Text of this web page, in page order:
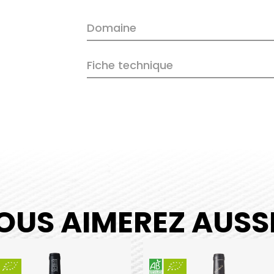
2020
quantity
Domaine
Fiche technique
AIMEREZ